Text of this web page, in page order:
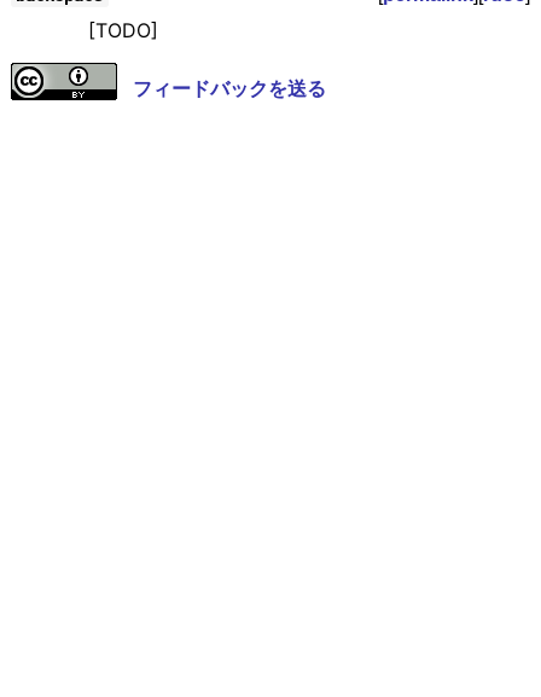
[TODO]
フィードバックを送る